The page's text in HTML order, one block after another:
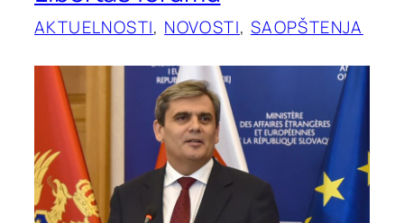
AKTUELNOSTI, NOVOSTI, SAOPŠTENJA